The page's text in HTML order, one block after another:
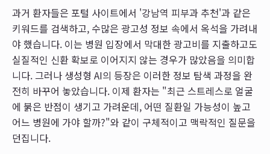
과거 환자들은 포털 사이트에서 '강남역 피부과 추천'과 같은
키워드를 검색하고, 수많은 광고성 정보 속에서 옥석을 가려내
야 했습니다. 이는 병원 입장에서 막대한 광고비를 지출하고도
실질적인 신환 확보로 이어지지 않는 경우가 많았음을 의미합
니다. 그러나 생성형 AI의 등장은 이러한 정보 탐색 과정을 완
전히 바꾸어 놓았습니다. 이제 환자는 "최근 스트레스로 얼굴
에 붉은 반점이 생기고 가려운데, 어떤 질환일 가능성이 높고
어느 병원에 가야 할까?"와 같이 구체적이고 맥락적인 질문을
던집니다.